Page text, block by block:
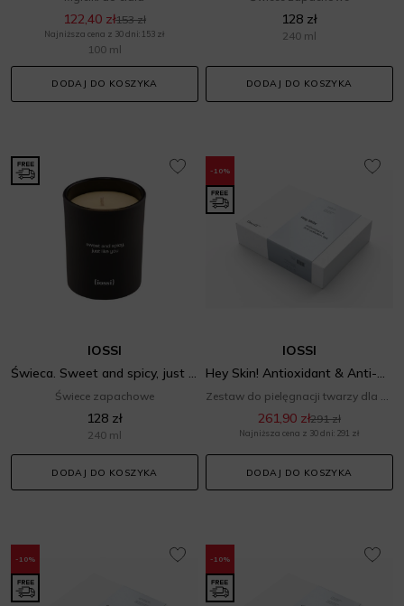
122,40 zł153 zł
Najniższa cena z 30 dni: 153 zł
100 ml
DODAJ DO KOSZYKA
128 zł
240 ml
DODAJ DO KOSZYKA
IOSSI
Świeca. Sweet and spicy, just like you
Świece zapachowe
128 zł
240 ml
DODAJ DO KOSZYKA
-10%
IOSSI
Hey Skin! Antioxidant & Anti-pollution Set
Zestaw do pielęgnacji twarzy dla niej
261,90 zł291 zł
Najniższa cena z 30 dni: 291 zł
DODAJ DO KOSZYKA
-10% -10%